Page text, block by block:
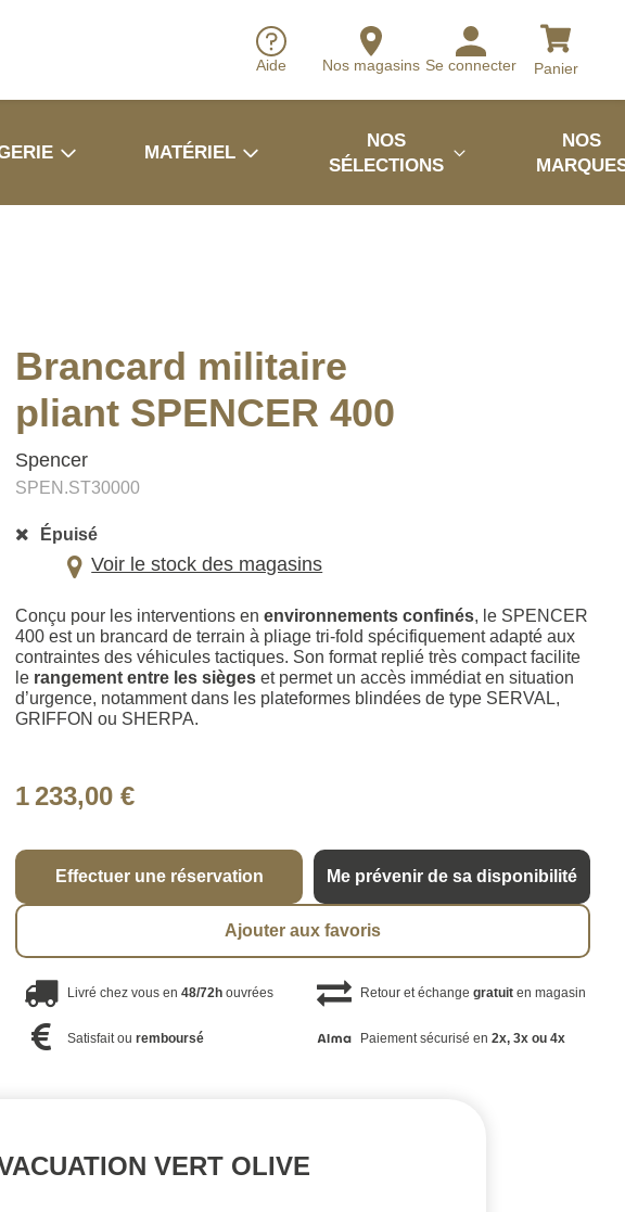
Aide Nos magasins Se connecter Panier
MATÉRIEL
NOS
SÉLECTIONS
NOS
Brancard militaire
pliant SPENCER 400
Spencer
SPEN.ST30000
Épuisé
Voir le stock des magasins
Conçu pour les interventions enenvironnements confinés, le SPENCER
400 est un brancard de terrain à pliage tri-fold spécifiquement adapté aux
contraintes des véhicules tactiques. Son format replié très compact facilite
le rangement entre les sièges et permet un accès immédiat en situation
d’urgence, notamment dans les plateformes blindées de type SERVAL,
GRIFFON ou SHERPA.
1 233,00 €
Effectuer une réservation Me prévenir de sa disponibilité
Ajouter aux favoris
Livré chez vous en48/72h ouvrées Retour et échange gratuiten magasin
Satisfait ouremboursé Paiement sécurisé en 2x, 3x ou 4x
VERT OLIVE